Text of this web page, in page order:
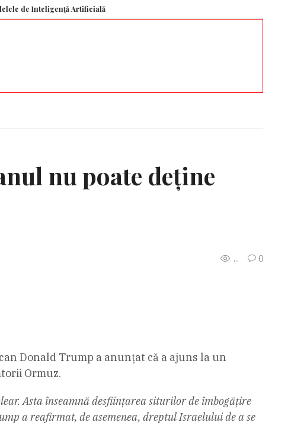
Artificială. Studiul arată cum barierele de siguranță influențează
nu poate deține
...
0
Donald Trump a anunțat că a ajuns la un
Ormuz.
Asta înseamnă desființarea siturilor de îmbogățire
a reafirmat, de asemenea, dreptul Israelului de a se